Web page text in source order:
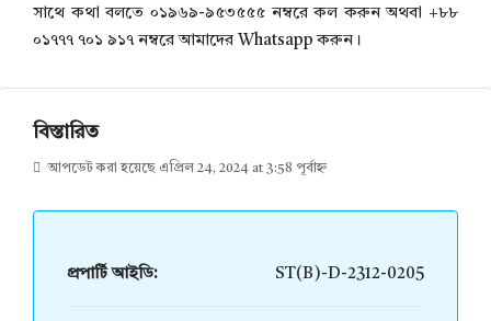
সাথে কথা বলতে ০১৯৬৯-৯৫৩৫৫৫ নম্বরে কল করুন অথবা +৮৮
০১৭৭৭ ৭০১ ৯১৭ নম্বরে আমাদের Whatsapp করুন।
বিস্তারিত
আপডেট করা হয়েছে এপ্রিল 24, 2024 at 3:58 পূর্বাহ্ন
প্রপার্টি আইডি: ST(B)-D-2312-0205